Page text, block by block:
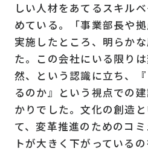
しい人材をあてるスキル
めている。「事業部長や
実施したところ、明らか
た。この会社にいる限り
然、という認識に立ち、
るのか』という視点での
かりでした。文化の創造
て、変革推進のためのコ
トが大きく下がっているの